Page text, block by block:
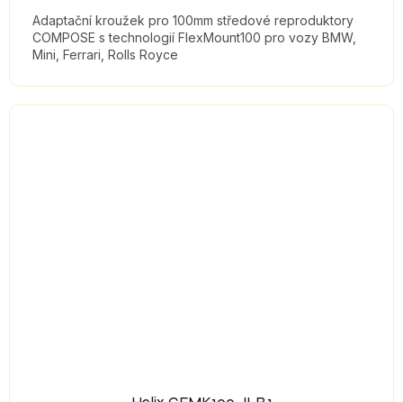
Adaptační kroužek pro 100mm středové reproduktory
COMPOSE s technologií FlexMount100 pro vozy BMW,
Mini, Ferrari, Rolls Royce